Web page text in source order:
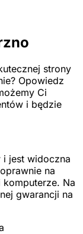
strony
Opowiedz
Ci
i będzie
i jest widoczna
na
Na
gwarancji na